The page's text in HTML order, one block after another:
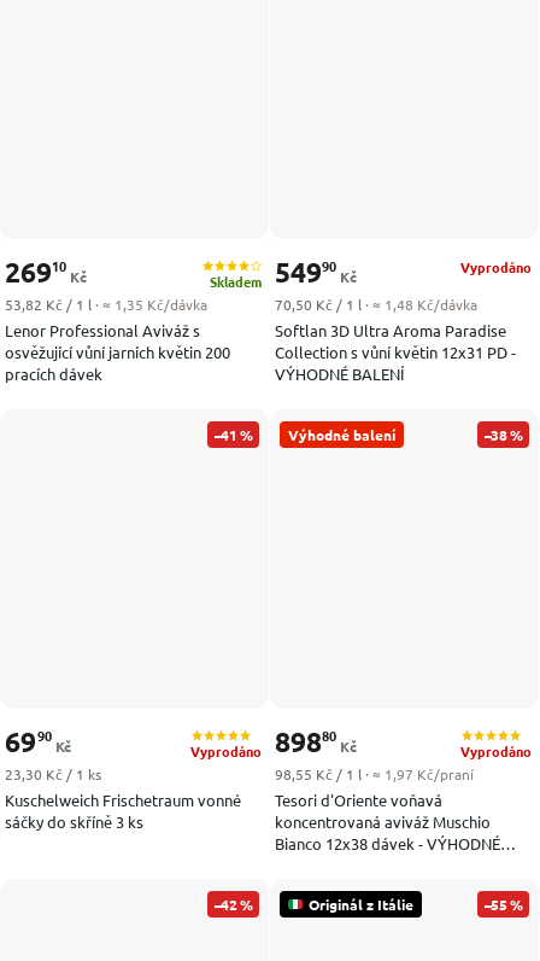
Lenor Professional Aviváž s
osvěžující vůní jarních květin 200
pracích dávek
Skladem
26910
Kč
Měrná cena:
53,82 Kč / 1 l · ≈ 1,35 Kč/dávka
Softlan 3D Ultra Aroma Paradise
Collection s vůní květin 12x31 PD -
VÝHODNÉ BALENÍ
Vyprodáno
54990
Kč
Měrná cena:
70,50 Kč / 1 l · ≈ 1,48 Kč/dávka
–41 %
Kuschelweich Frischetraum vonné
sáčky do skříně 3 ks
Vyprodáno
6990
Kč
Měrná cena:
23,30 Kč / 1 ks
Výhodné balení –38 %
Tesori d'Oriente voňavá
koncentrovaná aviváž Muschio
Bianco 12x38 dávek - VÝHODNÉ
Vyprodáno
89880
Kč
Měrná cena:
98,55 Kč / 1 l · ≈ 1,97 Kč/praní
–42 % Originál z Itálie –55 %